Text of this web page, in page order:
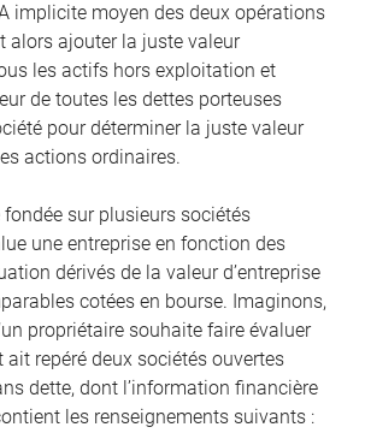
implicite moyen des deux opérations
alors ajouter la juste valeur
les actifs hors exploitation et
de toutes les dettes porteuses
pour déterminer la juste valeur
actions ordinaires.
fondée sur plusieurs sociétés
une entreprise en fonction des
dérivés de la valeur d’entreprise
cotées en bourse. Imaginons,
propriétaire souhaite faire évaluer
ait repéré deux sociétés ouvertes
dette, dont l’information financière
les renseignements suivants :